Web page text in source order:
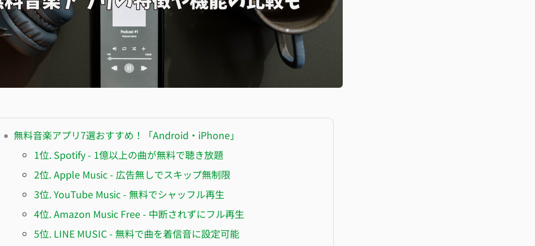
無料音楽アプリ7選おすすめ！「Android・iPhone」
1位. Spotify - 1億以上の曲が無料で聴き放題
2位. Apple Music - 広告無しでスキップ無制限
3位. YouTube Music - 無料でシャッフル再生
4位. Amazon Music Free - 中断されずにフル再生
5位. LINE MUSIC - 無料で曲を着信音に設定可能